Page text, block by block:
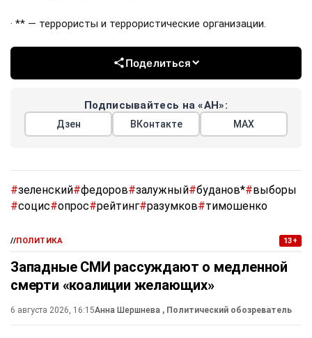
· ** — террористы и террористические организации.
Поделиться
Подписывайтесь на «АН»:
Дзен ВКонтакте МАХ
#зеленский#федоров#залужный#буданов*#выборы
#социс#опрос#рейтинг#разумков#тимошенко
//ПОЛИТИКА 13+
Западные СМИ рассуждают о медленной
смерти «коалиции желающих»
6 августа 2026, 16:15Анна Шершнева , Политический обозреватель